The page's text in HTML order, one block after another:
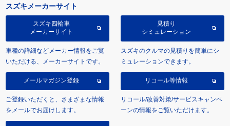
スズキメーカーサイト
スズキ四輪車
メーカーサイト
車種の詳細などメーカー情報をご覧
いただける、メーカーサイトです。
見積り
シミュレーション
スズキのクルマの見積りを簡単にシ
ミュレーションできます。
メールマガジン登録
ご登録いただくと、さまざまな情報
をメールでお届けします。
リコール等情報
リコール/改善対策/サービスキャンペ
ーンの情報をご覧いただけます。